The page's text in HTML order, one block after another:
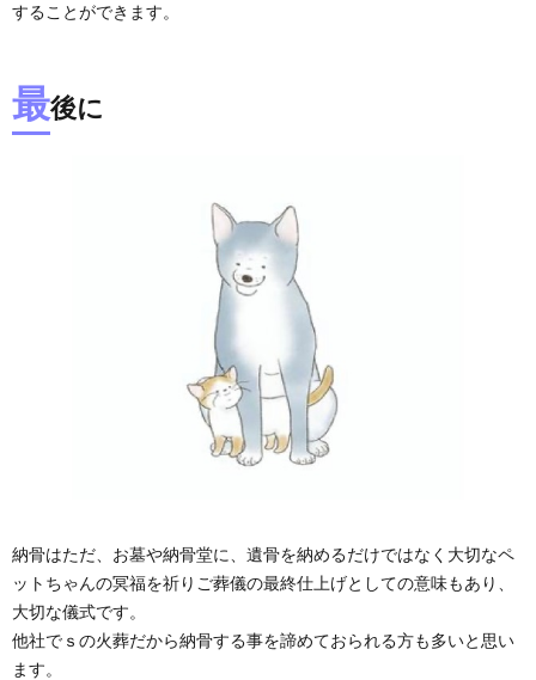
することができます。
最後に
納骨はただ、お墓や納骨堂に、遺骨を納めるだけではなく大切なペ
ットちゃんの冥福を祈りご葬儀の最終仕上げとしての意味もあり、
大切な儀式です。
他社でｓの火葬だから納骨する事を諦めておられる方も多いと思い
ます。